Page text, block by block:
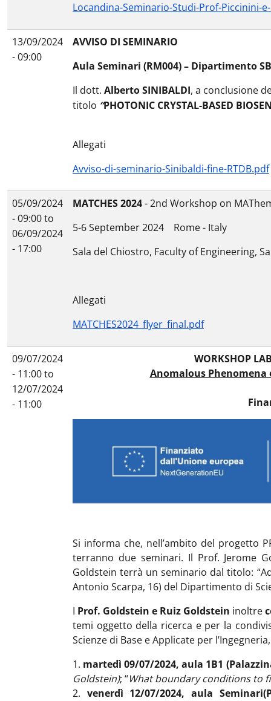
Locandina-Seminario-Studi-Prof-Piccinini-
13/09/2024
- 09:00
AVVISO DI SEMINARIO
Aula Seminari (RM004) – Dipartimento
Il dott. Alberto SINIBALDI, a conclusione
titolo “PHOTONIC CRYSTAL-BASED
Allegati
Avviso-di-seminario-Sinibaldi-fine-RTDB.pdf
05/09/2024
- 09:00to
06/09/2024
- 17:00
MATCHES 2024- 2nd Workshop on
5-6 September 2024 Rome - Italy
Sala del Chiostro, Faculty of Engineering,
Allegati
MATCHES2024_flyer_final.pdf
09/07/2024
- 11:00to
12/07/2024
- 11:00
WORKSHOP
Anomalous Phenomena
Si informa che, nell’ambito del progetto
terranno due seminari. Il Prof. Jerome
Goldstein terrà un seminario dal titolo:
Antonio Scarpa, 16) del Dipartimento di
I Prof. Goldstein e Ruiz Goldstein inoltre
temi oggetto della ricerca e per la
Scienze di Base e Applicate per
1. martedì 09/07/2024, aula 1B1
Goldstein); “What boundary conditions to
2. venerdì 12/07/2024, aula Seminari